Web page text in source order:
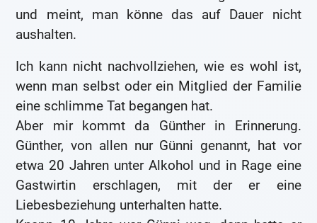
und meint, man könne das auf Dauer nicht
aushalten.
Ich kann nicht nachvollziehen, wie es wohl ist,
wenn man selbst oder ein Mitglied der Familie
eine schlimme Tat begangen hat.
Aber mir kommt da Günther in Erinnerung.
Günther, von allen nur Günni genannt, hat vor
etwa 20 Jahren unter Alkohol und in Rage eine
Gastwirtin erschlagen, mit der er eine
Liebesbeziehung unterhalten hatte.